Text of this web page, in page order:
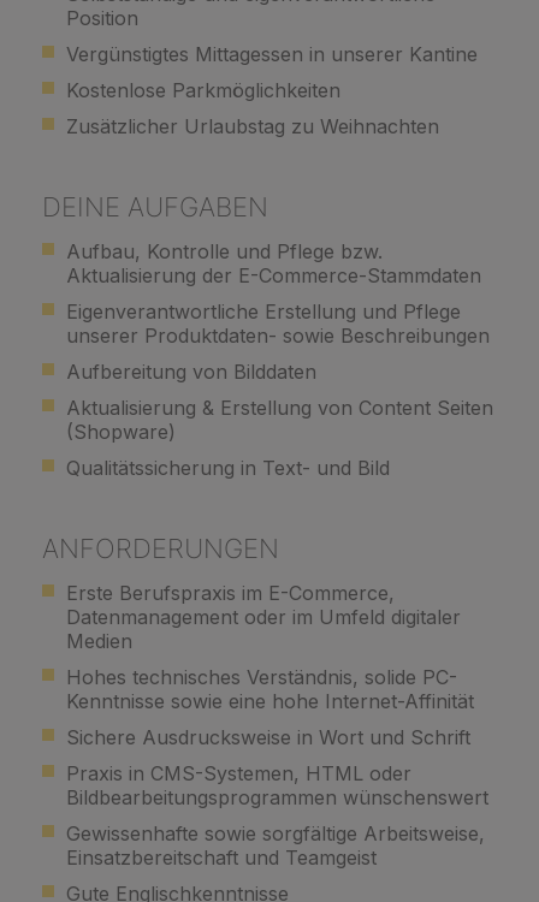
Position
Vergünstigtes Mittagessen in unserer Kantine
Kostenlose Parkmöglichkeiten
Zusätzlicher Urlaubstag zu Weihnachten
DEINE AUFGABEN
Aufbau, Kontrolle und Pflege bzw.
Aktualisierung der E-Commerce-Stammdaten
Eigenverantwortliche Erstellung und Pflege
unserer Produktdaten- sowie Beschreibungen
Aufbereitung von Bilddaten
Aktualisierung & Erstellung von Content Seiten
(Shopware)
Qualitätssicherung in Text- und Bild
ANFORDERUNGEN
Erste Berufspraxis im E-Commerce,
Datenmanagement oder im Umfeld digitaler
Medien
Hohes technisches Verständnis, solide PC-
Kenntnisse sowie eine hohe Internet-Affinität
Sichere Ausdrucksweise in Wort und Schrift
Praxis in CMS-Systemen, HTML oder
Bildbearbeitungsprogrammen wünschenswert
Gewissenhafte sowie sorgfältige Arbeitsweise,
Einsatzbereitschaft und Teamgeist
Gute Englischkenntnisse